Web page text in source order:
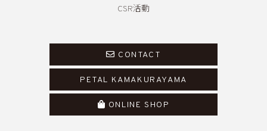
CSR活動
CONTACT
PETAL KAMAKURAYAMA
ONLINE SHOP